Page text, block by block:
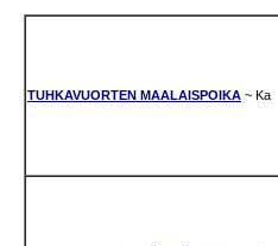
TUHKAVUORTEN MAALAISPOIKA ~ Ka